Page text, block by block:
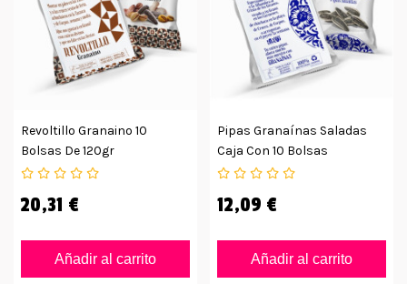
Revoltillo Granaino 10
Bolsas De 120gr
20,31 €
Añadir al carrito
Pipas Granaínas Saladas
Caja Con 10 Bolsas
12,09 €
Añadir al carrito